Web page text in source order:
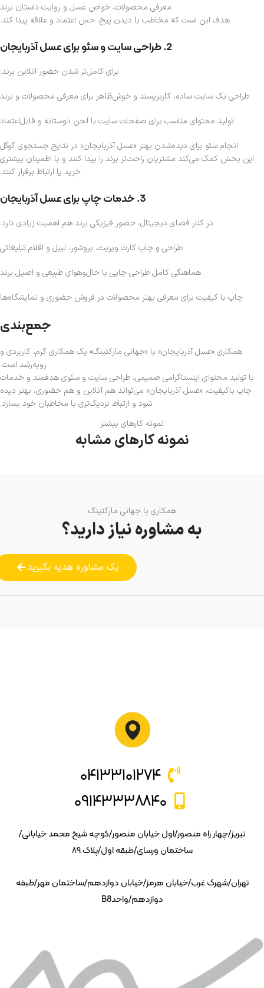
معرفی محصولات، خواص عسل و روایت داستان برند
هدف این است که مخاطب با دیدن پیج، حس اعتماد و علاقه پیدا کند.
2. طراحی سایت و سئو برای عسل آذربایجان
برای کامل‌تر شدن حضور آنلاین برند:
طراحی یک سایت ساده، کاربرپسند و خوش‌ظاهر برای معرفی محصولات و برند
تولید محتوای مناسب برای صفحات سایت با لحن دوستانه و قابل‌اعتماد
انجام سئو برای دیده‌شدن بهتر «عسل آذربایجان» در نتایج جستجوی گوگل
این بخش کمک می‌کند مشتریان راحت‌تر برند را پیدا کنند و با اطمینان بیشتری
خرید یا ارتباط برقرار کنند.
3. خدمات چاپ برای عسل آذربایجان
در کنار فضای دیجیتال، حضور فیزیکی برند هم اهمیت زیادی دارد:
طراحی و چاپ کارت ویزیت، بروشور، لیبل و اقلام تبلیغاتی
هماهنگی کامل طراحی چاپی با حال‌وهوای طبیعی و اصیل برند
چاپ با کیفیت برای معرفی بهتر محصولات در فروش حضوری و نمایشگاه‌ها
جمع‌بندی
همکاری «عسل آذربایجان» با «جهانی مارکتینگ» یک همکاری گرم، کاربردی و
رو‌به‌رشد است.
با تولید محتوای اینستاگرامی صمیمی، طراحی سایت و سئوی هدفمند و خدمات
چاپ باکیفیت، «عسل آذربایجان» می‌تواند هم آنلاین و هم حضوری، بهتر دیده
شود و ارتباط نزدیک‌تری با مخاطبان خود بسازد.
نمونه کارهای بیشتر
نمونه کارهای مشابه
همکاری با جهانی مارکتینگ
به مشاوره نیاز دارید؟
یک مشاوره هدیه بگیرید
۰۴۱۳۳۱۰۱۲۷۴
۰۹۱۴۳۳۳۸۸۴۰
تبریز/چهار راه منصور/اول خیابان منصور/کوچه شیخ محمد خیابانی/
ساختمان ورسای/طبقه اول/پلاک ۸۹
تهران/شهرک غرب/خیابان هرمز/خیابان دوازدهم/ساختمان مهر/طبقه
دوازدهم/واحدB8